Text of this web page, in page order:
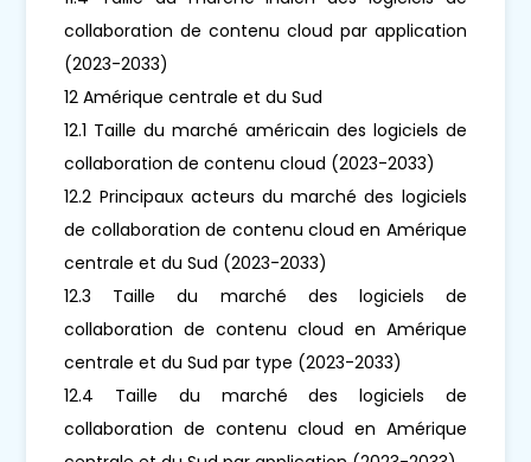
collaboration de contenu cloud par application
(2023-2033)
12 Amérique centrale et du Sud
12.1 Taille du marché américain des logiciels de
collaboration de contenu cloud (2023-2033)
12.2 Principaux acteurs du marché des logiciels
de collaboration de contenu cloud en Amérique
centrale et du Sud (2023-2033)
12.3 Taille du marché des logiciels de
collaboration de contenu cloud en Amérique
centrale et du Sud par type (2023-2033)
12.4 Taille du marché des logiciels de
collaboration de contenu cloud en Amérique